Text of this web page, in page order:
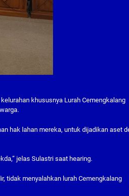
khususnya Lurah Cemengkalang
hak lahan mereka, untuk dijadikan aset
jelas Sulastri saat hearing.
tidak menyalahkan lurah Cemengkalang